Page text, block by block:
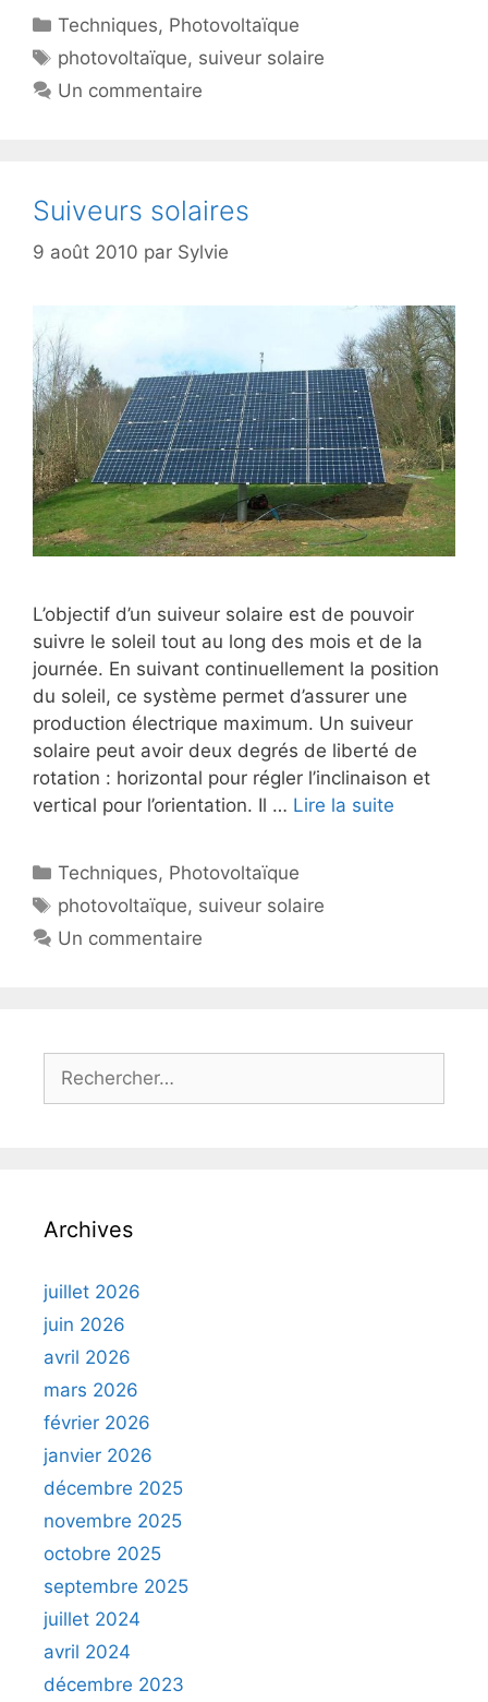
Catégories
Techniques, Photovoltaïque
Étiquettes
photovoltaïque, suiveur solaire
Un commentaire
Suiveurs solaires
9 août 2010 par Sylvie
L’objectif d’un suiveur solaire est de pouvoir
suivre le soleil tout au long des mois et de la
journée. En suivant continuellement la position
du soleil, ce système permet d’assurer une
production électrique maximum. Un suiveur
solaire peut avoir deux degrés de liberté de
rotation : horizontal pour régler l’inclinaison et
vertical pour l’orientation. Il … Lire la suite
Catégories
Techniques, Photovoltaïque
Étiquettes
photovoltaïque, suiveur solaire
Un commentaire
Rechercher :
Archives
juillet 2026
juin 2026
avril 2026
mars 2026
février 2026
janvier 2026
décembre 2025
novembre 2025
octobre 2025
septembre 2025
juillet 2024
avril 2024
décembre 2023